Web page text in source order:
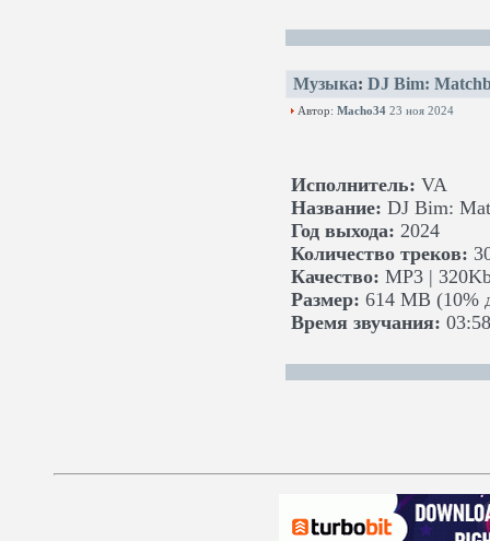
Музыка: DJ Bim:
Автор: Macho34 23 ноя 2024
Исполнитель: VA
Название: DJ Bim:
Год выхода: 2024
Количество треков:
Качество: MP3 |
Размер: 614 MB (10%
Время звучания: